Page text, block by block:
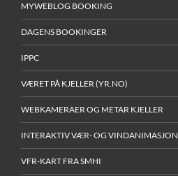
MYWEBLOG BOOKING
DAGENS BOOKINGER
IPPC
VÆRET PÅ KJELLER (YR.NO)
WEBKAMERAER OG METAR KJELLER
INTERAKTIV VÆR- OG VINDANIMASJON
VFR-KART FRA SMHI